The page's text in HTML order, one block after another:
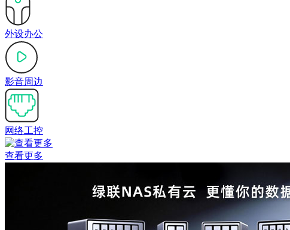
外设办公
影音周边
网络工控
查看更多